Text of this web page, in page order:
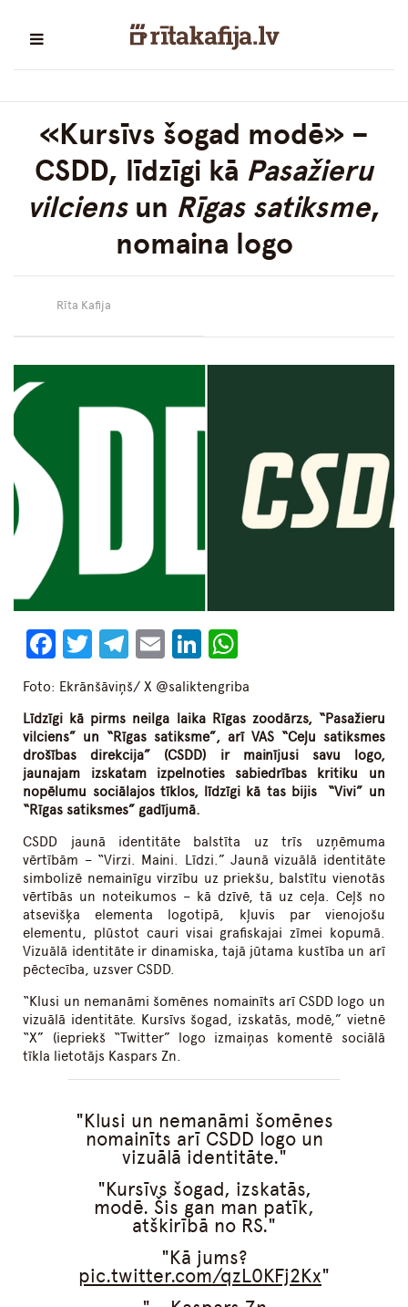
«Kursīvs šogad modē» –
CSDD, līdzīgi kā Pasažieru
vilciensun Rīgas satiksme,
nomaina logo
Rīta Kafija
Facebook
Twitter
Telegram
EmailLinkedIn
Foto: Ekrānšāviņš/ X @saliktengriba
Līdzīgi kā pirms neilga laika Rīgas zoodārzs, “Pasažieru
vilciens” un “Rīgas satiksme”, arī VAS “Ceļu satiksmes
drošības direkcija” (CSDD) ir mainījusi savu logo,
jaunajam izskatam izpelnoties sabiedrības kritiku un
nopēlumu sociālajos tīklos, līdzīgi kā tas bijis “Vivi” un
“Rīgas satiksmes” gadījumā.
CSDD jaunā identitāte balstīta uz trīs uzņēmuma
vērtībām – “Virzi. Maini. Līdzi.” Jaunā vizuālā identitāte
simbolizē nemainīgu virzību uz priekšu, balstītu vienotās
vērtībās un noteikumos – kā dzīvē, tā uz ceļa. Ceļš no
atsevišķa elementa logotipā, kļuvis par vienojošu
elementu, plūstot cauri visai grafiskajai zīmei kopumā.
Vizuālā identitāte ir dinamiska, tajā jūtama kustība un arī
pēctecība, uzsver CSDD.
“Klusi un nemanāmi šomēnes nomainīts arī CSDD logo un
vizuālā identitāte. Kursīvs šogad, izskatās, modē,” vietnē
“X” (iepriekš “Twitter” logo izmaiņas komentē sociālā
tīkla lietotājs Kaspars Zn.
Klusi un nemanāmi šomēnes
nomainīts arī CSDD logo un
vizuālā identitāte.
Kursīvs šogad, izskatās,
modē. Šis gan man patīk,
atškirībā no RS.
Kā jums?
pic.twitter.com/qzL0KFj2Kx